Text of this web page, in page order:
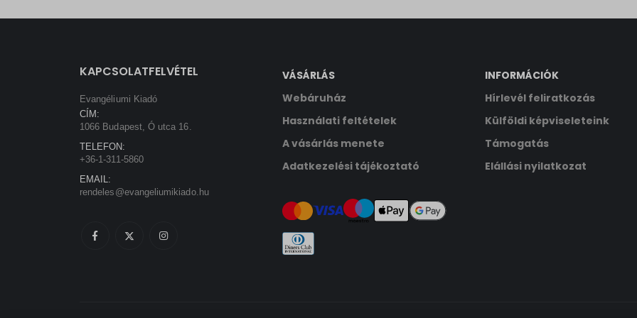
KAPCSOLATFELVÉTEL
Evangéliumi Kiadó
CÍM:
1066 Budapest, Ó utca 16.
TELEFON:
+36-1-311-5860
EMAIL:
rendeles@evangeliumikiado.hu
VÁSÁRLÁS
Webáruház
Használati feltételek
A vásárlás menete
Adatkezelési tájékoztató
INFORMÁCIÓK
Hírlevél feliratkozás
Külföldi képviseleteink
Támogatás
Elállási nyilatkozat
sbjs_udata